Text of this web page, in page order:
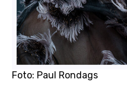
Foto: Paul Rondags